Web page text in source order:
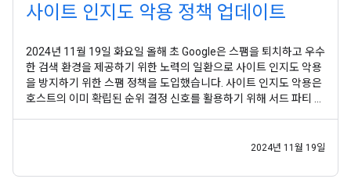
사이트 인지도 악용 정책 업데이트
2024년 11월 19일 화요일 올해 초 Google은 스팸을 퇴치하고 우수
한 검색 환경을 제공하기 위한 노력의 일환으로 사이트 인지도 악용
을 방지하기 위한 스팸 정책을 도입했습니다. 사이트 인지도 악용은
호스트의 이미 확립된 순위 결정 신호를 활용하기 위해 서드 파티 콘
2024년 11월 19일